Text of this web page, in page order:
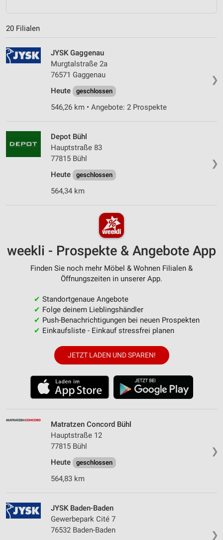
20 Filialen
❯
JYSK Gaggenau
Murgtalstraße 2a
76571 Gaggenau
Heute
geschlossen
546,26 km • Angebote: 2 Prospekte
❯
Depot Bühl
Hauptstraße 83
77815 Bühl
Heute
geschlossen
564,34 km
weekli - Prospekte & Angebote App
Finden Sie noch mehr Möbel & Wohnen Filialen &
Öffnungszeiten in unserer App.
✔ Standortgenaue Angebote
✔ Folge deinem Lieblingshändler
✔ Push-Benachrichtigungen bei neuen Prospekten
✔ Einkaufsliste - Einkauf stressfrei planen
JETZT LADEN UND SPAREN!
❯
Matratzen Concord Bühl
Hauptstraße 12
77815 Bühl
Heute
geschlossen
564,83 km
❯
JYSK Baden-Baden
Gewerbepark Cité 7
76532 Baden-Baden